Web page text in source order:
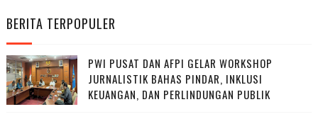
BERITA TERPOPULER
PWI PUSAT DAN AFPI GELAR WORKSHOP
JURNALISTIK BAHAS PINDAR, INKLUSI
KEUANGAN, DAN PERLINDUNGAN PUBLIK